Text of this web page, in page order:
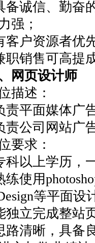
备诚信、勤奋
强；
客户资源者优
职销售可高提
网页设计师
描述：
责平面媒体广
责公司网站广
要求：
科以上学历，
练使用
等平面设
独立完成整站
路清晰，具备